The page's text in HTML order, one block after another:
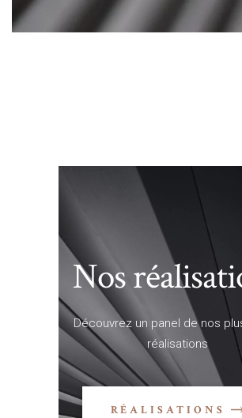
Nos
Découvrez un panel de nos
réalisations
RÉALISATIONS